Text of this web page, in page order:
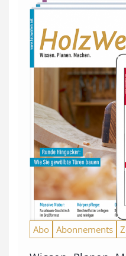
Abo Abonnements